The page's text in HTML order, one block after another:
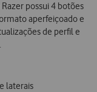
possui 4 botões
aperfeiçoado e
de perfil e
laterais